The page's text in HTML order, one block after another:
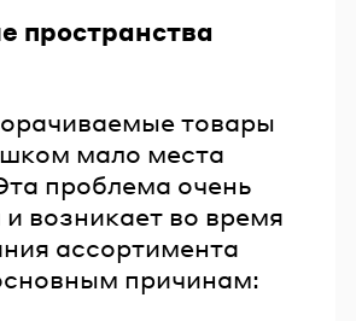
пространства
товары
мало места
проблема очень
возникает во время
ассортимента
причинам: